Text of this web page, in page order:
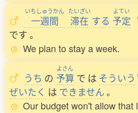
いちしゅうかん
一週間
たいざい
滞在 する
よてい
予定
です。
We plan to stay a week.
うち の
よさん
予算 で は そういう
ぜいたく は できません。
Our budget won't allow that